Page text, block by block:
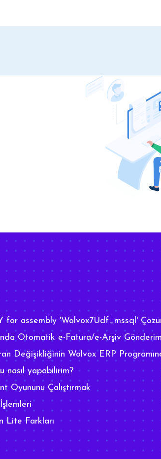
for assembly 'Wolvox7Udf_mssql'
Otomatik e-Fatura/e-Arşiv
Değişikliğinin Wolvox ERP
nasıl yapabilirim?
Oyununu Çalıştırmak
Lite Farkları